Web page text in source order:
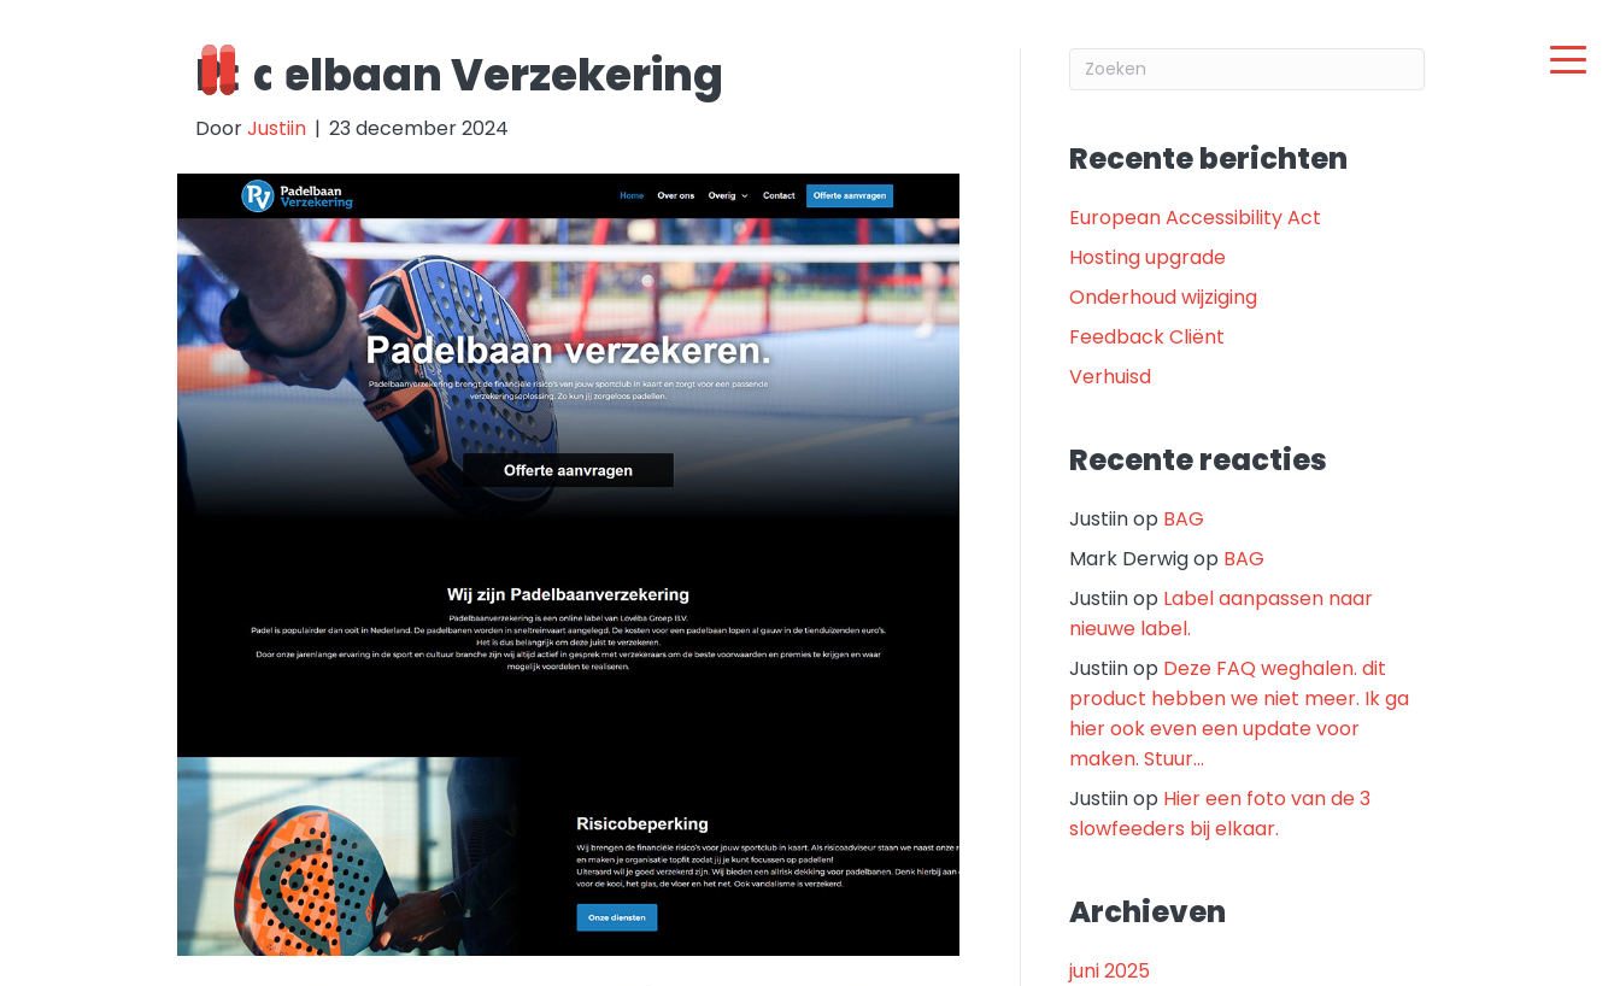
Padelbaan Verzekering
DoorJustiin | 23 december 2024
Recente berichten
European Accessibility Act
Hosting upgrade
Onderhoud wijziging
Feedback Cliënt
Verhuisd
Recente reacties
Justiinop BAG
Mark Derwigop BAG
Justiinop Label aanpassen naar
nieuwe label.
Justiinop Deze FAQ weghalen. dit
product hebben we niet meer. Ik ga
hier ook even een update voor
maken. Stuur…
Justiinop Hier een foto van de 3
slowfeeders bij elkaar.
Archieven
juni 2025